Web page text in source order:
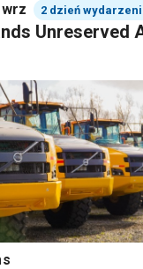
2 dzień
Unreserved